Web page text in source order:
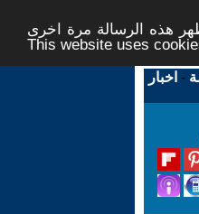
هذه الرسالة مرة اخرى -
This website uses
- اخبار